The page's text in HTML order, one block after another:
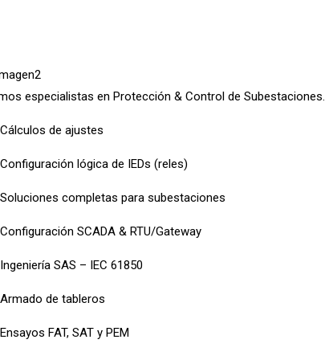
especialistas en Protección & Control de Subestaciones.
Cálculos de ajustes
Configuración lógica de IEDs (reles)
completas para subestaciones
SCADA & RTU/Gateway
SAS – IEC 61850
de tableros
FAT, SAT y PEM